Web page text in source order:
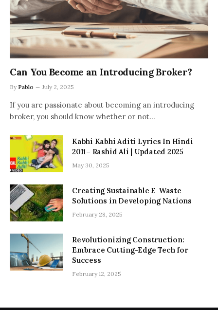
Can You Become an Introducing Broker?
By Pablo July 2, 2025
If you are passionate about becoming an introducing
broker, you should know whether or not…
Kabhi Kabhi Aditi Lyrics In Hindi
2011– Rashid Ali | Updated 2025
May 30, 2025
Creating Sustainable E-Waste
Solutions in Developing Nations
February 28, 2025
Revolutionizing Construction:
Embrace Cutting-Edge Tech for
Success
February 12, 2025